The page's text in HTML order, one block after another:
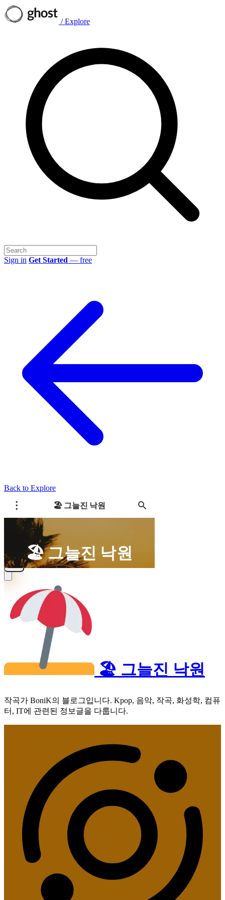
/ Explore
Sign in Get Started — free
Back to Explore
🏖️ 그늘진 낙원
작곡가 BoniK의 블로그입니다. Kpop, 음악, 작곡, 화성학, 컴퓨
터, IT에 관련된 정보글을 다룹니다.